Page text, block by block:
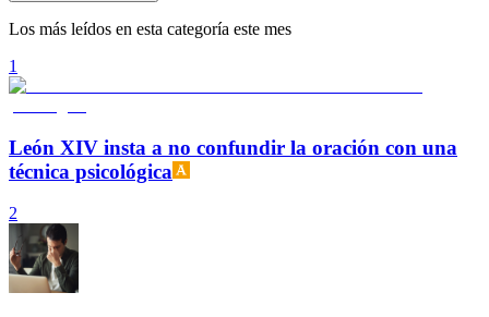
Los más leídos en esta categoría este mes
1
León XIV insta a no confundir la oración con una
técnica psicológica
2